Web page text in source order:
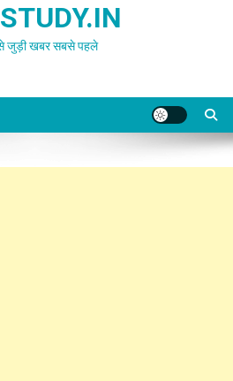
से जुड़ी खबर सबसे पहले